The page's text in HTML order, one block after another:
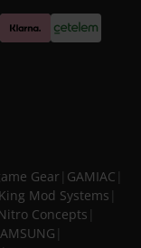
Gear GAMIAC
King Mod Systems
Concepts